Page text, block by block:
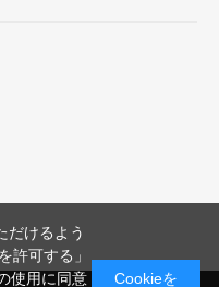
だけるよう
許可する」
使用に同意
Cookieを